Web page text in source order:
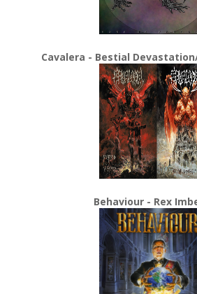
Cavalera - Bestial
Behaviour - Rex